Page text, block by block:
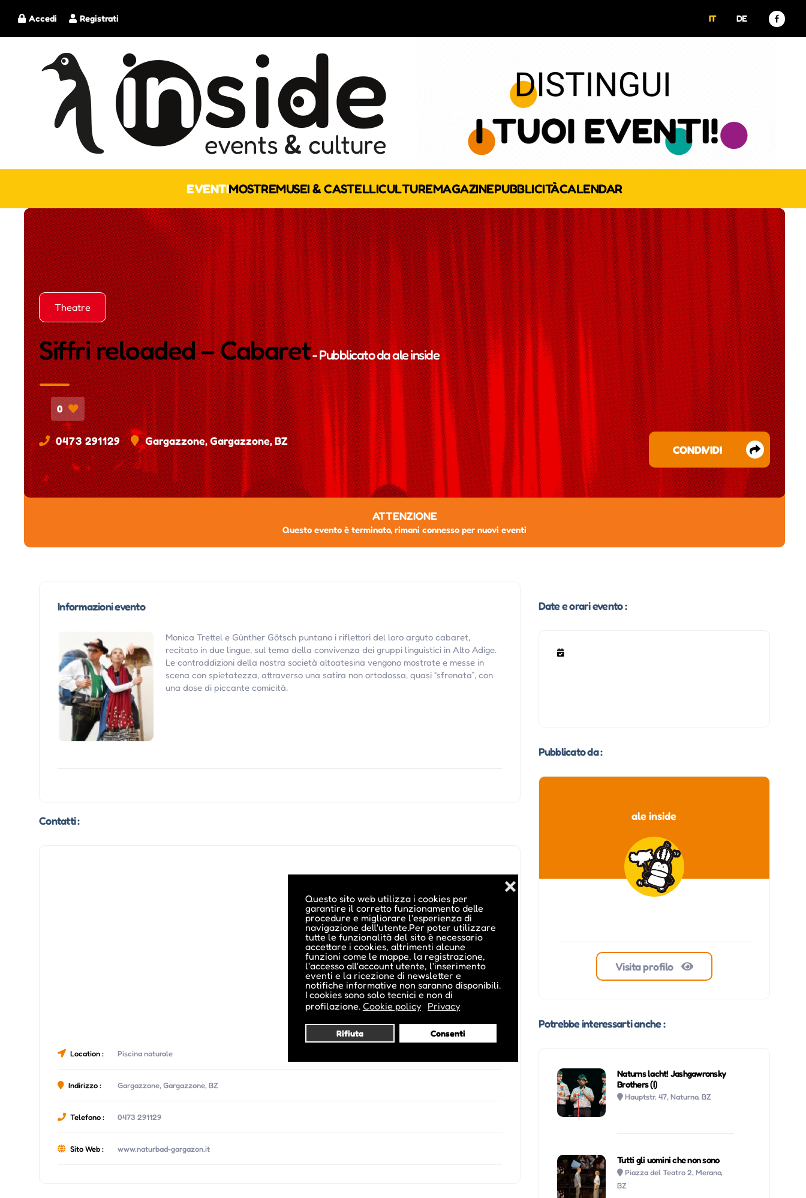
Questo sito web utilizza i cookies per
garantire il corretto funzionamento delle
procedure e migliorare l'esperienza di
navigazione dell'utente.Per poter utilizzare
tutte le funzionalità del sito è necessario
accettare i cookies, altrimenti alcune
funzioni come le mappe, la registrazione,
l'accesso all'account utente, l'inserimento
eventi e la ricezione di newsletter e
notifiche informative non saranno disponibili.
I cookies sono solo tecnici e non di
profilazione. Cookie policy Privacy
Rifiuta Consenti
❌
Registrati
Accedi IT DE
EVENTIMOSTREMUSEI & CASTELLICULTUREMAGAZINEPUBBLICITÀCALENDAR
Theatre
Siffri reloaded – Cabaret- Pubblicato daale inside
0
0473 291129 Gargazzone, Gargazzone, BZ
CONDIVIDI
ATTENZIONE
Questo evento è terminato, rimani connesso per nuovi eventi
Informazioni evento
Monica Trettel e Günther Götsch puntano i riflettori del loro arguto cabaret,
recitato in due lingue, sul tema della convivenza dei gruppi linguistici in Alto Adige.
Le contraddizioni della nostra società altoatesina vengono mostrate e messe in
scena con spietatezza, attraverso una satira non ortodossa, quasi “sfrenata”, con
una dose di piccante comicità.
Contatti :
Location : Piscina naturale
Indirizzo : Gargazzone, Gargazzone, BZ
Telefono : 0473 291129
Sito Web : www.naturbad-gargazon.it
Date e orari evento :
Pubblicato da :
ale inside
Visita profilo
Potrebbe interessarti anche :
Naturns lacht! Jashgawronsky
Brothers (I)
Hauptstr. 47, Naturno, BZ
Tutti gli uomini che non sono
Piazza del Teatro 2, Merano,
BZ